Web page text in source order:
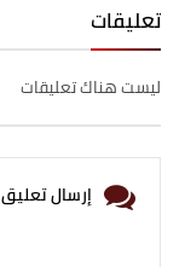
تعليقات
ليست هناك تعليقات
إرسال تعليق